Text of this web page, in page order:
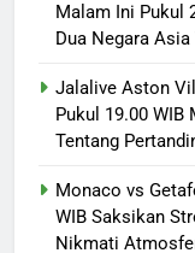
Malam Ini Pukul
Dua Negara Asia
Jalalive Aston
Pukul 19.00
Tentang
Monaco vs
WIB Saksikan
Nikmati